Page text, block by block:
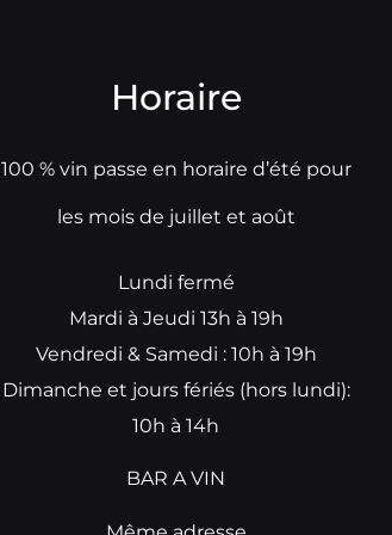
Horaire
100 % vin passe en horaire d’été pour
les mois de juillet et août
Lundi fermé
Mardi à Jeudi 13h à 19h
Vendredi & Samedi : 10h à 19h
Dimanche et jours fériés (hors lundi):
10h à 14h
BAR A VIN